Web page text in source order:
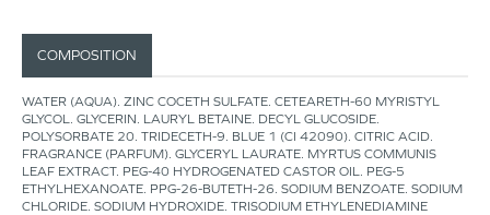
COMPOSITION
WATER (AQUA). ZINC COCETH SULFATE. CETEARETH-60 MYRISTYL
GLYCOL. GLYCERIN. LAURYL BETAINE. DECYL GLUCOSIDE.
POLYSORBATE 20. TRIDECETH-9. BLUE 1 (CI 42090). CITRIC ACID.
FRAGRANCE (PARFUM). GLYCERYL LAURATE. MYRTUS COMMUNIS
LEAF EXTRACT. PEG-40 HYDROGENATED CASTOR OIL. PEG-5
ETHYLHEXANOATE. PPG-26-BUTETH-26. SODIUM BENZOATE. SODIUM
CHLORIDE. SODIUM HYDROXIDE. TRISODIUM ETHYLENEDIAMINE